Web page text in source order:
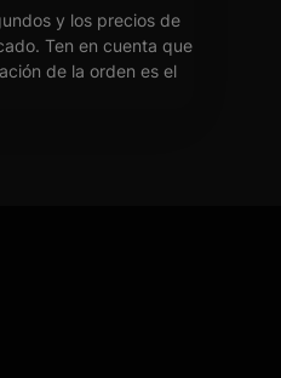
y los precios de
Ten en cuenta que
de la orden es el